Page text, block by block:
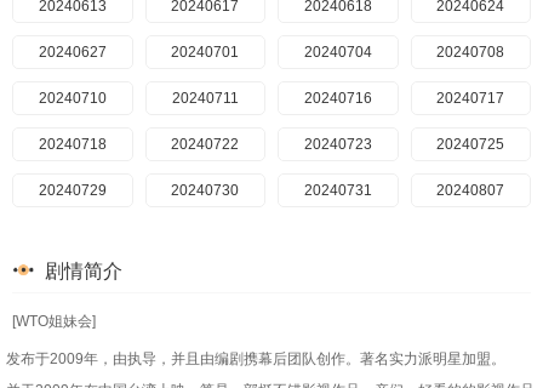
20240613 20240617 20240618 20240624
20240627 20240701 20240704 20240708
20240710 20240711 20240716 20240717
20240718 20240722 20240723 20240725
20240729 20240730 20240731 20240807
20240815
20240822
剧情简介
[WTO姐妹会]
发布于2009年，由执导，并且由编剧携幕后团队创作。著名实力派明星加盟。